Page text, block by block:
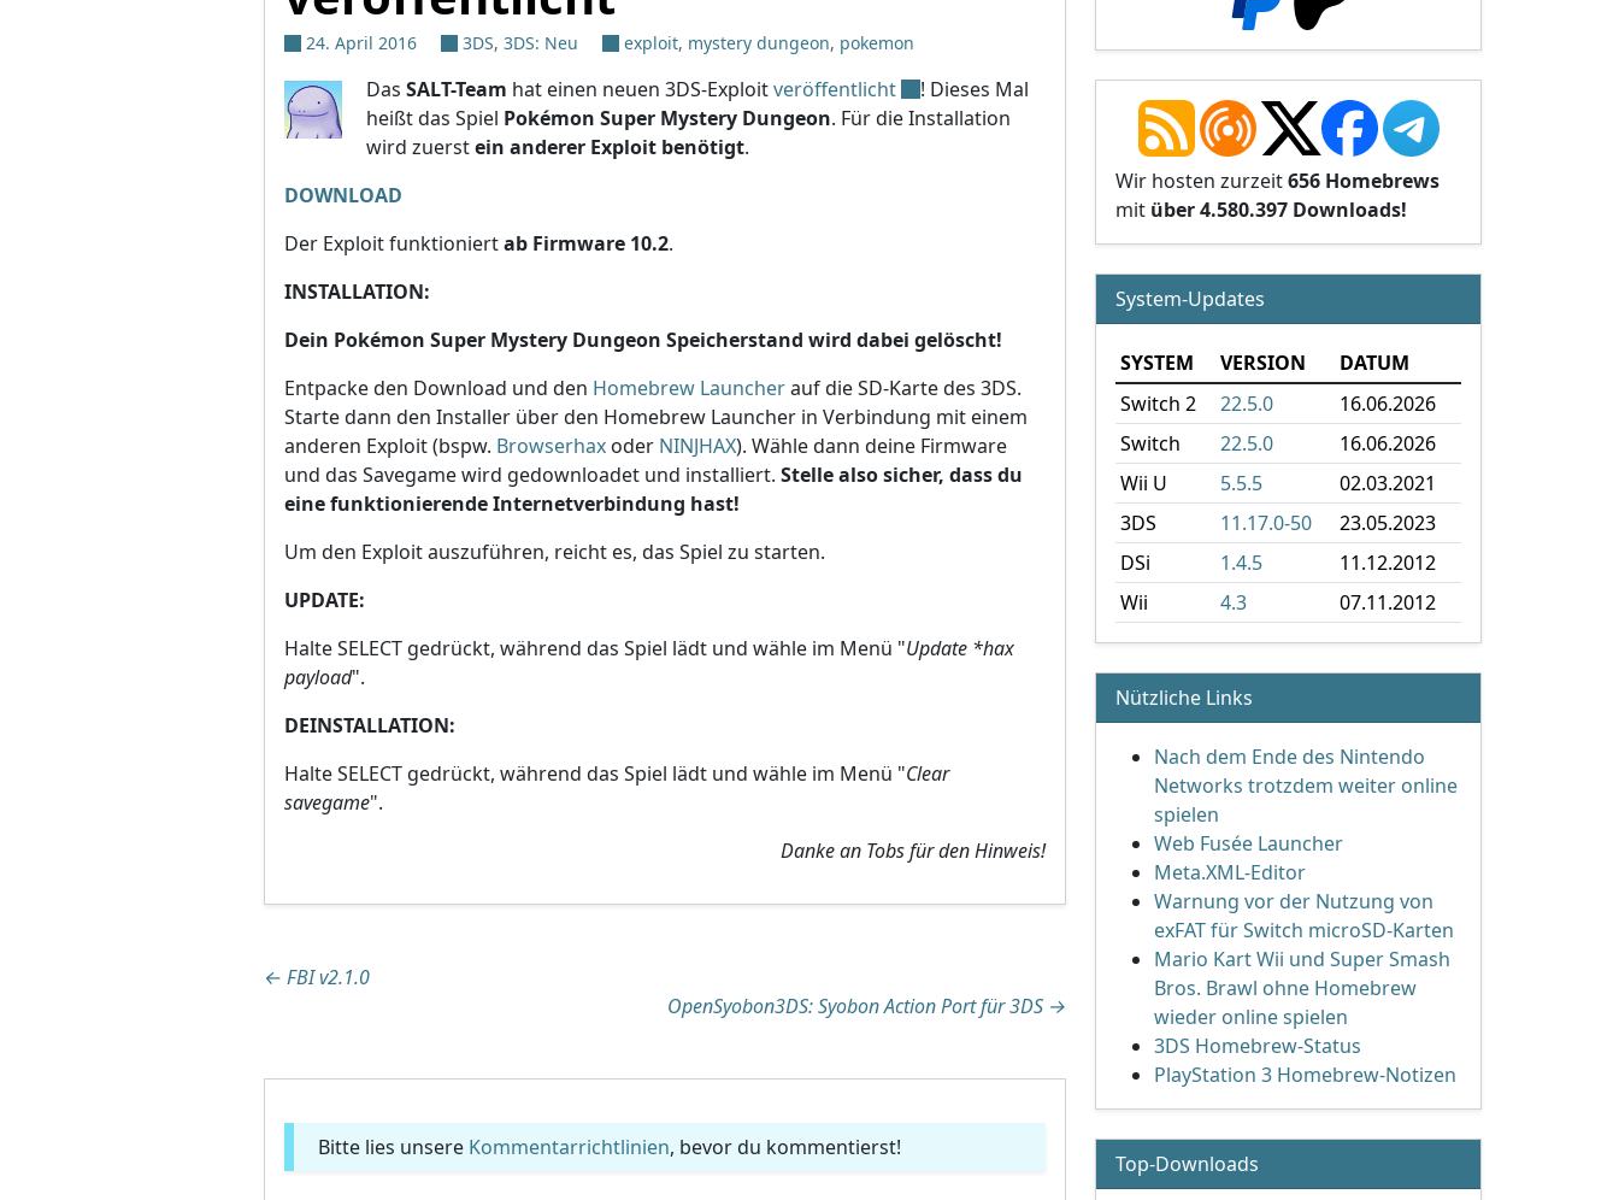
24. April 2016 3DS, 3DS: Neu exploit, mystery dungeon, pokemon
Das SALT-Team hat einen neuen 3DS-Exploitveröffentlicht
! Dieses Mal
heißt das Spiel Pokémon Super Mystery Dungeon. Für die Installation
wird zuerstein anderer Exploit benötigt.
DOWNLOAD
Der Exploit funktioniertab Firmware 10.2.
INSTALLATION:
Dein Pokémon Super Mystery Dungeon Speicherstand wird dabei gelöscht!
Entpacke den Download und den Homebrew Launcherauf die SD-Karte des 3DS.
Starte dann den Installer über den Homebrew Launcher in Verbindung mit einem
anderen Exploit (bspw. Browserhax oder NINJHAX). Wähle dann deine Firmware
und das Savegame wird gedownloadet und installiert. Stelle also sicher, dass du
eine funktionierende Internetverbindung hast!
Um den Exploit auszuführen, reicht es, das Spiel zu starten.
UPDATE:
Halte SELECT gedrückt, während das Spiel lädt und wähle im Menü "Update *hax
payload".
DEINSTALLATION:
Halte SELECT gedrückt, während das Spiel lädt und wähle im Menü "Clear
savegame".
Danke an Tobs für den Hinweis!
Beitragsnavigation
← FBI v2.1.0
OpenSyobon3DS: Syobon Action Port für 3DS →
Bitte lies unsere Kommentarrichtlinien, bevor du kommentierst!
Wir hosten zurzeit656 Homebrews
mit über 4.580.397 Downloads!
System-Updates
SYSTEM VERSION
DATUM
Switch 2
22.5.0
16.06.2026
Switch
22.5.0
16.06.2026
Wii U
5.5.5
02.03.2021
3DS
11.17.0-50
23.05.2023
DSi
1.4.5
11.12.2012
Wii
4.3 07.11.2012
Nützliche Links
Nach dem Ende des Nintendo
Networks trotzdem weiter online
spielen
Web Fusée Launcher
Meta.XML-Editor
Warnung vor der Nutzung von
exFAT für Switch microSD-Karten
Mario Kart Wii und Super Smash
Bros. Brawl ohne Homebrew
wieder online spielen
3DS Homebrew-Status
PlayStation 3 Homebrew-Notizen
Top-Downloads